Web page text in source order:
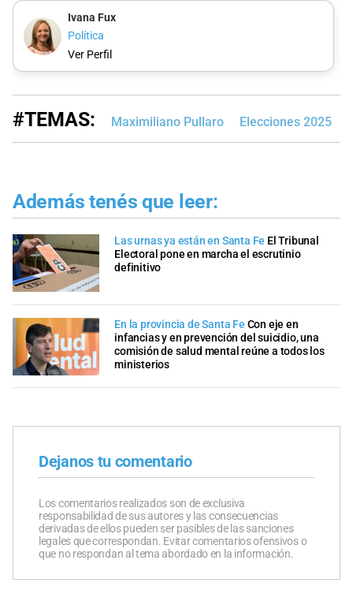
Ivana Fux
Política
Ver Perfil
#TEMAS: Maximiliano Pullaro Elecciones 2025
Además tenés que leer:
Las urnas ya están en Santa Fe El Tribunal
Electoral pone en marcha el escrutinio
definitivo
En la provincia de Santa Fe Con eje en
infancias y en prevención del suicidio, una
comisión de salud mental reúne a todos los
ministerios
Dejanos tu comentario
Los comentarios realizados son de exclusiva
responsabilidad de sus autores y las consecuencias
derivadas de ellos pueden ser pasibles de las sanciones
legales que correspondan. Evitar comentarios ofensivos o
que no respondan al tema abordado en la información.